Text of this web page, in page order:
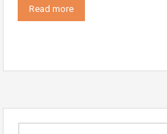
Read more